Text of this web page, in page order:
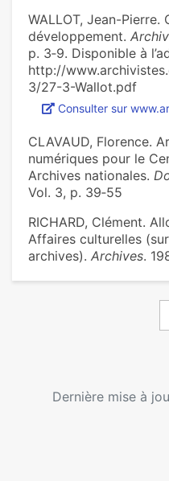
WALLOT, Jean-Pierre.
développement.
p. 3‑9. Disponible à
http://
3/27-3-Wallot.pdf
Consulter sur
CLAVAUD, Florence.
numériques pour le
Archives nationales.
Vol. 3, p. 39‑55
RICHARD, Clément.
Affaires culturelles
archives). Archives.
Dernière mise à